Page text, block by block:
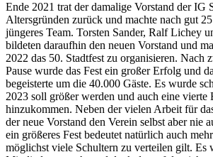
Ende 2021 trat der damalige Vorstand der IG
Altersgründen zurück und machte nach gut
jüngeres Team. Torsten Sander, Ralf Lichey
bildeten daraufhin den neuen Vorstand und
2022 das 50. Stadtfest zu organisieren. Nach
Pause wurde das Fest ein großer Erfolg und
begeisterte um die 40.000 Gäste. Es wurde
2023 soll größer werden und auch eine vierte
hinzukommen. Neben der vielen Arbeit für
der neue Vorstand den Verein selbst aber nie
ein größeres Fest bedeutet natürlich auch
möglichst viele Schultern zu verteilen gilt. Es